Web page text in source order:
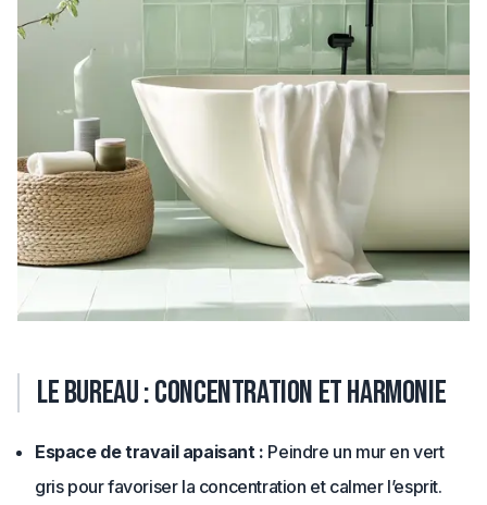
Le bureau : concentration et harmonie
Espace de travail apaisant : Peindre un mur en vert
gris pour favoriser la concentration et calmer l’esprit.